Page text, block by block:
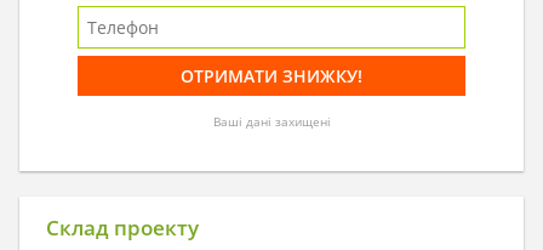
Ваші дані захищені
Склад проекту